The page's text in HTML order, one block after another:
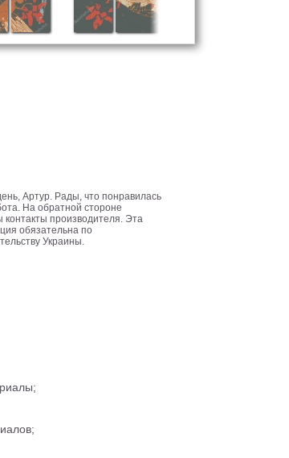
Артур. Рады, что понравилась
На обратной стороне
контакты производителя. Эта
обязательна по
Украины.